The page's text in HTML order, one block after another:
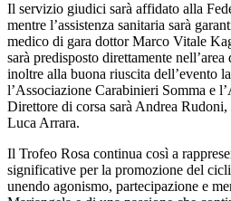
Il servizio giudici sarà affidato alla
mentre l’assistenza sanitaria sarà
medico di gara dottor Marco Vitale
sarà predisposto direttamente
inoltre alla buona riuscita dell’evento
l’Associazione Carabinieri Somma e
Direttore di corsa sarà Andrea
Luca Arrara.
Il Trofeo Rosa continua così a
significative per la promozione del
unendo agonismo, partecipazione e